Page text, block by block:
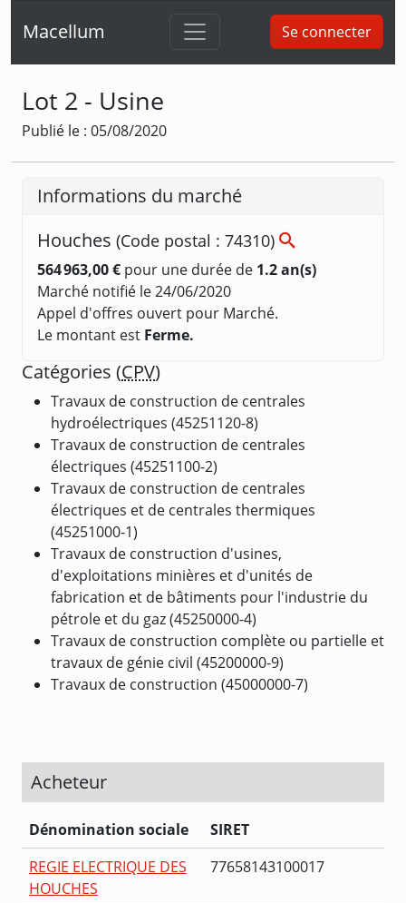
Macellum Se connecter
Lot 2 - Usine
Publié le : 05/08/2020
Informations du marché
Houches (Code postal : 74310)
564 963,00 € pour une durée de 1.2 an(s)
Marché notifié le 24/06/2020
Appel d'offres ouvert pour Marché.
Le montant est Ferme.
Catégories (CPV)
Travaux de construction de centrales
hydroélectriques (45251120-8)
Travaux de construction de centrales
électriques (45251100-2)
Travaux de construction de centrales
électriques et de centrales thermiques
(45251000-1)
Travaux de construction d'usines,
d'exploitations minières et d'unités de
fabrication et de bâtiments pour l'industrie du
pétrole et du gaz (45250000-4)
Travaux de construction complète ou partielle et
travaux de génie civil (45200000-9)
Travaux de construction (45000000-7)
Acheteur
Dénomination sociale
SIRET
REGIE ELECTRIQUE DES
HOUCHES
77658143100017